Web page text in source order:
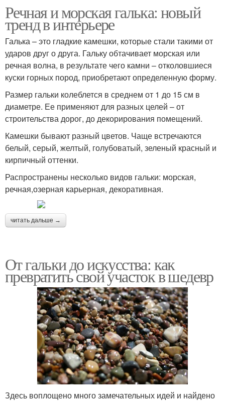
Речная и морская галька: новый
тренд в интерьере
Галька – это гладкие камешки, которые стали такими от
ударов друг о друга. Гальку обтачивает морская или
речная волна, в результате чего камни – отколовшиеся
куски горных пород, приобретают определенную форму.
Размер гальки колеблется в среднем от 1 до 15 см в
диаметре. Ее применяют для разных целей – от
строительства дорог, до декорирования помещений.
Камешки бывают разный цветов. Чаще встречаются
белый, серый, желтый, голубоватый, зеленый красный и
кирпичный оттенки.
Распространены несколько видов гальки: морская,
речная,озерная карьерная, декоративная.
читать дальше →
От гальки до искусства: как
превратить свой участок в шедевр
Здесь воплощено много замечательных идей и найдено